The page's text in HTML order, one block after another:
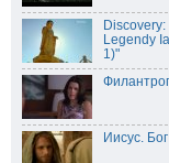
Legendy
1)"
Иисус.